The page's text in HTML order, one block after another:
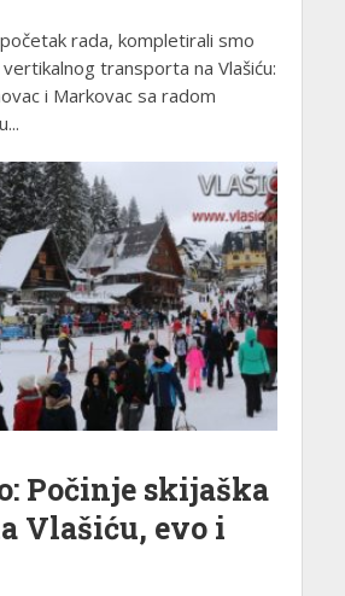
rada, kompletirali smo
transporta na Vlašiću:
i Markovac sa radom
Počinje skijaška
Vlašiću, evo i